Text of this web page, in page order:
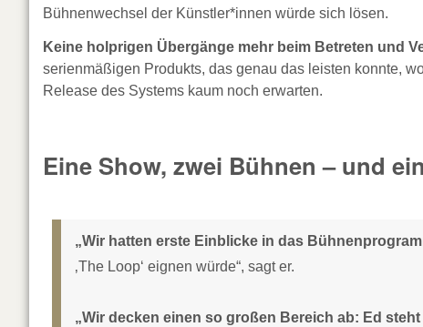
Bühnenwechsel der Künstler*innen würde sich lösen.
Keine holprigen Übergänge mehr beim Betreten und
serienmäßigen Produkts, das genau das leisten konnte,
Release des Systems kaum noch erwarten.
Eine Show, zwei Bühnen – und
„Wir hatten erste Einblicke in das
‚The Loop‘ eignen würde“, sagt er.
„Wir decken einen so großen Bereich ab: Ed